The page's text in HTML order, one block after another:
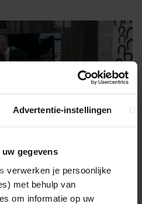
Advertentie-instellingen
gegevens
verwerken je persoonlijke
met behulp van
om informatie op uw